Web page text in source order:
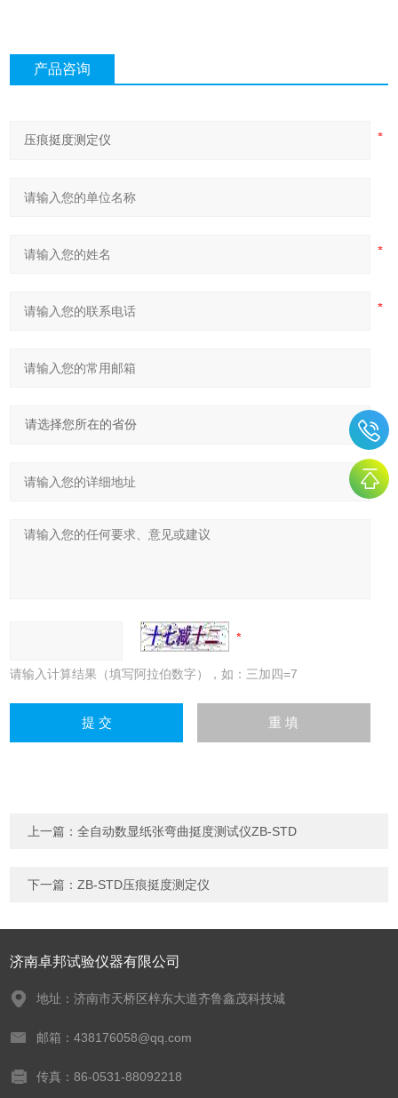
产品咨询
请输入计算结果（填写阿拉伯数字），如：三加四=7
上一篇：全自动数显纸张弯曲挺度测试仪ZB-STD
下一篇：ZB-STD压痕挺度测定仪
济南卓邦试验仪器有限公司
地址：济南市天桥区梓东大道齐鲁鑫茂科技城
邮箱：438176058@qq.com
传真：86-0531-88092218